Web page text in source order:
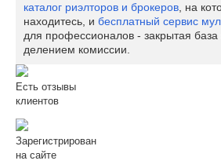
каталог риэлторов и брокеров , на
находитесь, и бесплатный сервис
для профессионалов - закрытая база
делением комиссии.
Есть отзывы
клиентов
Зарегистрирован
на сайте